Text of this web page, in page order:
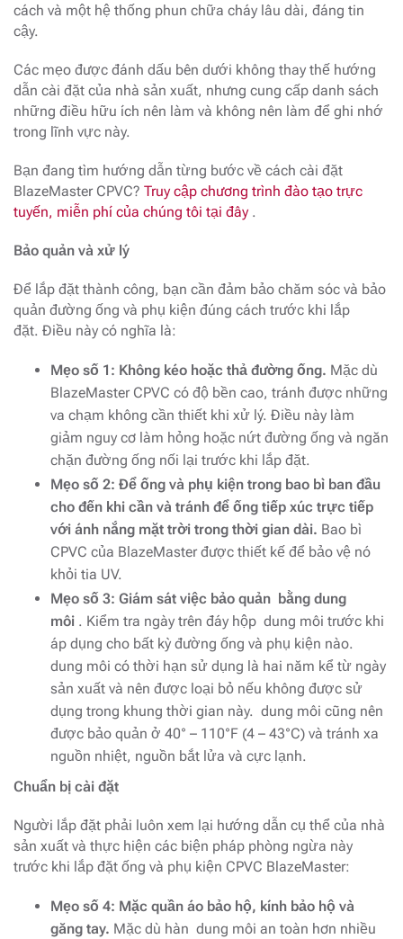
cách và một hệ thống phun chữa cháy lâu dài, đáng tin
cậy.
Các mẹo được đánh dấu bên dưới không thay thế hướng
dẫn cài đặt của nhà sản xuất, nhưng cung cấp danh sách
những điều hữu ích nên làm và không nên làm để ghi nhớ
trong lĩnh vực này.
Bạn đang tìm hướng dẫn từng bước về cách cài đặt
BlazeMaster CPVC? Truy cập chương trình đào tạo trực
tuyến, miễn phí của chúng tôi tại đây .
Bảo quản và xử lý
Để lắp đặt thành công, bạn cần đảm bảo chăm sóc và bảo
quản đường ống và phụ kiện đúng cách trước khi lắp
đặt. Điều này có nghĩa là:
Mẹo số 1: Không kéo hoặc thả đường ống. Mặc dù
BlazeMaster CPVC có độ bền cao, tránh được những
va chạm không cần thiết khi xử lý. Điều này làm
giảm nguy cơ làm hỏng hoặc nứt đường ống và ngăn
chặn đường ống nối lại trước khi lắp đặt.
Mẹo số 2: Để ống và phụ kiện trong bao bì ban đầu
cho đến khi cần và tránh để ống tiếp xúc trực tiếp
với ánh nắng mặt trời trong thời gian dài. Bao bì
CPVC của BlazeMaster được thiết kế để bảo vệ nó
khỏi tia UV.
Mẹo số 3: Giám sát việc bảo quản bằng dung
môi. Kiểm tra ngày trên đáy hộp dung môi trước khi
áp dụng cho bất kỳ đường ống và phụ kiện nào.
dung môi có thời hạn sử dụng là hai năm kể từ ngày
sản xuất và nên được loại bỏ nếu không được sử
dụng trong khung thời gian này. dung môi cũng nên
được bảo quản ở 40° – 110°F (4 – 43°C) và tránh xa
nguồn nhiệt, nguồn bắt lửa và cực lạnh.
Chuẩn bị cài đặt
Người lắp đặt phải luôn xem lại hướng dẫn cụ thể của nhà
sản xuất và thực hiện các biện pháp phòng ngừa này
trước khi lắp đặt ống và phụ kiện CPVC BlazeMaster:
Mẹo số 4: Mặc quần áo bảo hộ, kính bảo hộ và
găng tay. Mặc dù hàn dung môi an toàn hơn nhiều